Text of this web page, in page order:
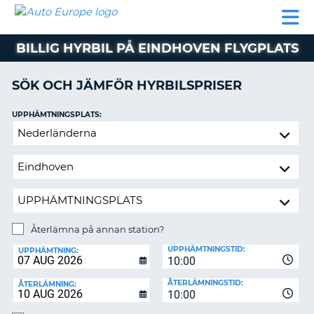
HYRBIL
HYRA
PARTNER
AUTO
EUROPE
HYRBIL
HYRA
HUSBIL
MIN
MEDLEMSINFORMATION
BOKNING
SVERIGE
BILLIG HYRBIL PÅ EINDHOVEN FLYGPLATS
SÖK OCH JÄMFÖR HYRBILSPRISER
Återlämna
annan
UPPHÄMTNINGSPLATS:
Återlämna på annan station?
UPPHÄMTNING:
10:00
UPPHÄMTNINGSTID:
ÅTERLÄMNING:
10:00
ÅTERLÄMNINGSTID: